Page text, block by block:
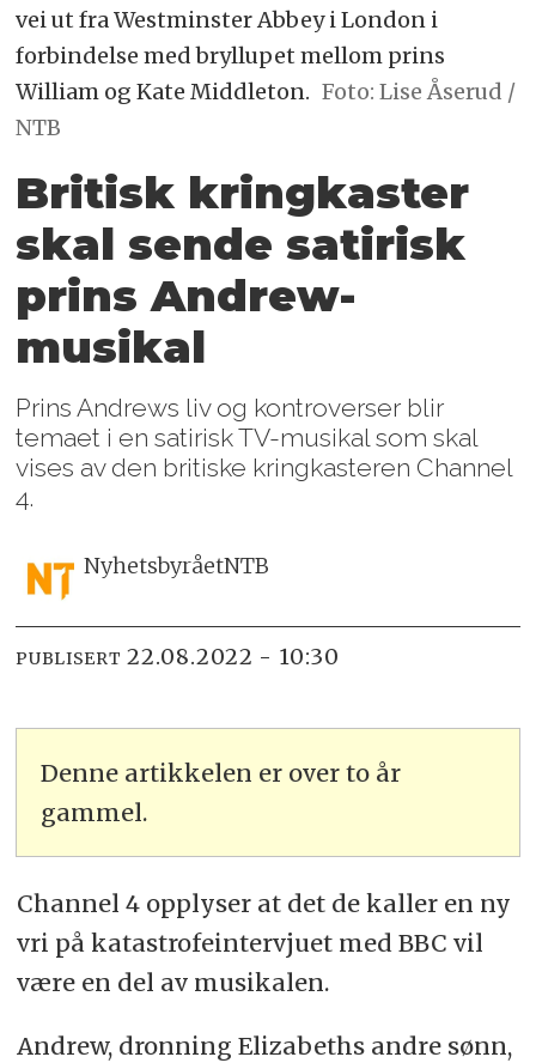
vei ut fra Westminster Abbey i London i
forbindelse med bryllupet mellom prins
William og Kate Middleton. Foto: Lise Åserud /
NTB
Britisk kringkaster
skal sende satirisk
prins Andrew-
musikal
Prins Andrews liv og kontroverser blir
temaet i en satirisk TV-musikal som skal
vises av den britiske kringkasteren Channel
4.
NyhetsbyråetNTB
PUBLISERT 22.08.2022 - 10:30
Denne artikkelen er over to år
gammel.
Channel 4 opplyser at det de kaller en ny
vri på katastrofeintervjuet med BBC vil
være en del av musikalen.
Andrew, dronning Elizabeths andre sønn,